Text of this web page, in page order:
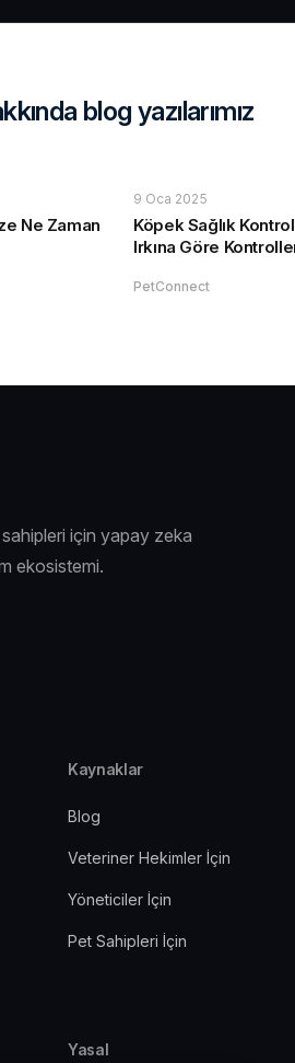
blog yazılarımız
Ne Zaman
9 Oca 2025
Köpek Sağlık
Irkına Göre
PetConnect
için yapay zeka
ekosistemi.
Kaynaklar
Blog
Veteriner Hekimler İçin
Yöneticiler İçin
Pet Sahipleri İçin
Yasal